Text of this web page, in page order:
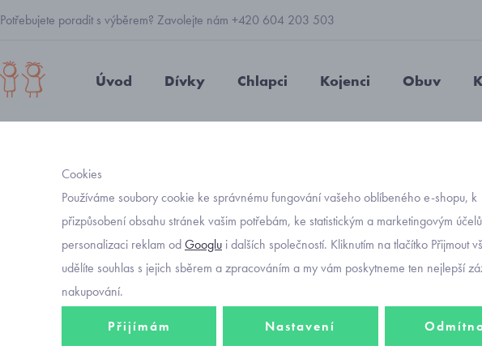
Potřebujete poradit s výběrem? Zavolejte nám +420 604 203 503
Úvod Dívky Chlapci Kojenci Obuv
Objednávací
1 146
Cookies
Používáme soubory cookie ke správnému fungování vašeho oblíbeného e-shopu, k
přizpůsobení obsahu stránek vašim potřebám, ke statistickým a marketingovým
personalizaci reklam odGooglu i dalších společností. Kliknutím na tlačítko Přijmout
udělíte souhlas s jejich sběrem a zpracováním a my vám poskytneme ten nejlepší
nakupování.
Přijímám Nastavení